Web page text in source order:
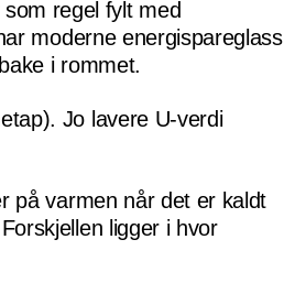
regel fylt med
moderne energispareglass
i rommet.
Jo lavere U-verdi
på varmen når det er kaldt
ligger i hvor